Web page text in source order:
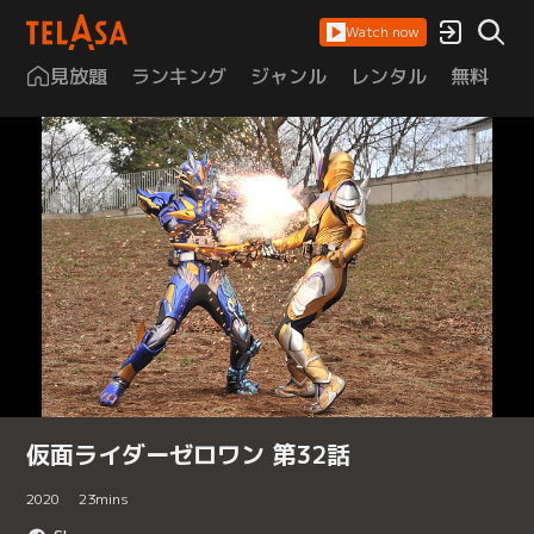
Watch now
見放題 ランキング ジャンル レンタル 無料
仮面ライダーゼロワン 第32話
2020 23mins